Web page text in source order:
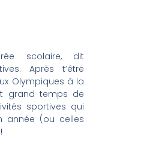
scolaire, dit
Après t’être
Olympiques à la
grand temps de
sportives qui
année (ou celles